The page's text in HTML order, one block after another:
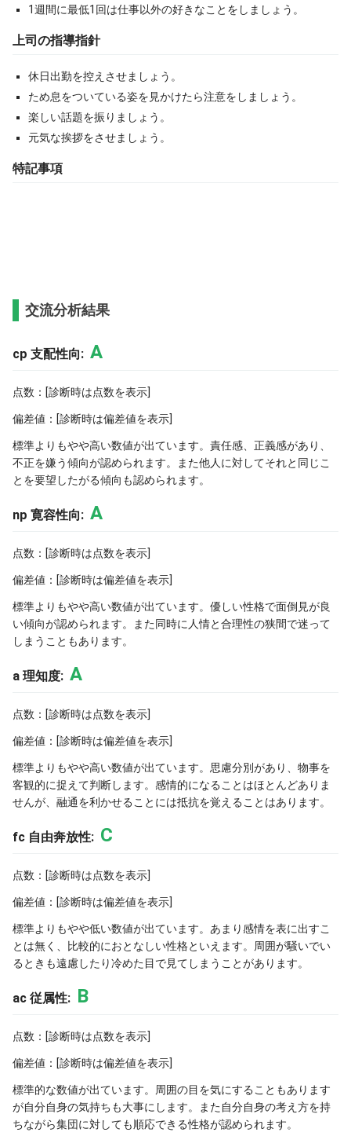
1週間に最低1回は仕事以外の好きなことをしましょう。
上司の指導指針
休日出勤を控えさせましょう。
ため息をついている姿を見かけたら注意をしましょう。
楽しい話題を振りましょう。
元気な挨拶をさせましょう。
特記事項
交流分析結果
cp 支配性向: A
点数：[診断時は点数を表示]
偏差値：[診断時は偏差値を表示]
標準よりもやや高い数値が出ています。責任感、正義感があり、
不正を嫌う傾向が認められます。また他人に対してそれと同じこ
とを要望したがる傾向も認められます。
np 寛容性向: A
点数：[診断時は点数を表示]
偏差値：[診断時は偏差値を表示]
標準よりもやや高い数値が出ています。優しい性格で面倒見が良
い傾向が認められます。また同時に人情と合理性の狭間で迷って
しまうこともあります。
a 理知度: A
点数：[診断時は点数を表示]
偏差値：[診断時は偏差値を表示]
標準よりもやや高い数値が出ています。思慮分別があり、物事を
客観的に捉えて判断します。感情的になることはほとんどありま
せんが、融通を利かせることには抵抗を覚えることはあります。
fc 自由奔放性: C
点数：[診断時は点数を表示]
偏差値：[診断時は偏差値を表示]
標準よりもやや低い数値が出ています。あまり感情を表に出すこ
とは無く、比較的におとなしい性格といえます。周囲が騒いでい
るときも遠慮したり冷めた目で見てしまうことがあります。
ac 従属性: B
点数：[診断時は点数を表示]
偏差値：[診断時は偏差値を表示]
標準的な数値が出ています。周囲の目を気にすることもあります
が自分自身の気持ちも大事にします。また自分自身の考え方を持
ちながら集団に対しても順応できる性格が認められます。